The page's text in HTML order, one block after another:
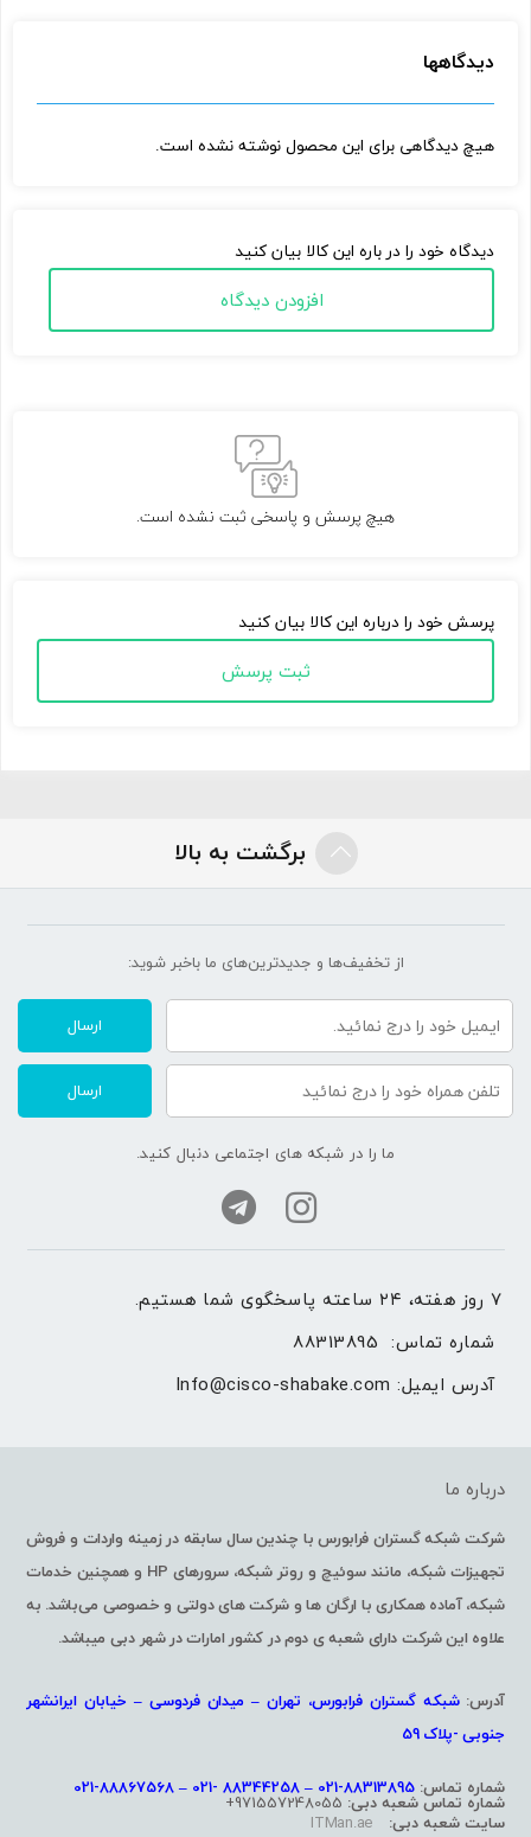
دیدگاه خود را در باره این کالا بیان کنید
افزودن دیدگاه
دیدگاهها
هیچ دیدگاهی برای این محصول نوشته نشده است.
هیچ پرسش و پاسخی ثبت نشده است.
پرسش خود را درباره این کالا بیان کنید
ثبت پرسش
برگشت به بالا
از تخفیف‌ها و جدیدترین‌های ما‌ باخبر شوید:
ارسال
ارسال
ما را در شبکه های اجتماعی دنبال کنید.
۷ روز هفته، ۲۴ ساعته پاسخگوی شما هستیم.
شماره تماس: 88313895
آدرس ایمیل: Info@cisco-shabake.com
درباره ما
شرکت شبکه گستران فرابورس با چندین سال سابقه در زمینه واردات و فروش
تجهیزات شبکه، مانند سوئیچ و روتر شبکه، سرورهای HP و همچنین خدمات
شبکه، آماده همکاری با ارگان ها و شرکت های دولتی و خصوصی می‌باشد. به
علاوه این شرکت دارای شعبه ی دوم در کشور امارات در شهر دبی میباشد.
آدرس:شبکه گستران فرابورس، تهران – میدان فردوسی – خیابان ایرانشهر
جنوبی -پلاک 59
شماره تماس: 88313895-021 – 88344258 -021 – 88867568-021
شماره تماس شعبه دبی:
سایت شعبه دبی: ITMan.ae